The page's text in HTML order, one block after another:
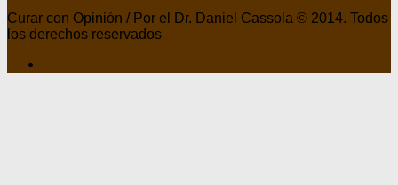
Curar con Opinión / Por el Dr. Daniel Cassola © 2014. Todos
los derechos reservados